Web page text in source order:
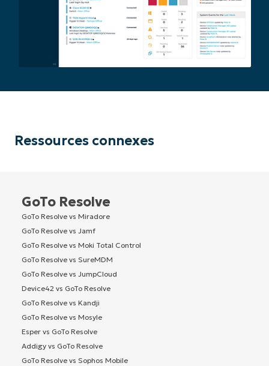
Ressources connexes
GoTo Resolve
GoTo Resolve vs Miradore
GoTo Resolve vs Jamf
GoTo Resolve vs Moki Total Control
GoTo Resolve vs SureMDM
GoTo Resolve vs JumpCloud
Device42 vs GoTo Resolve
GoTo Resolve vs Kandji
GoTo Resolve vs Mosyle
Esper vs GoTo Resolve
Addigy vs GoTo Resolve
GoTo Resolve vs Sophos Mobile